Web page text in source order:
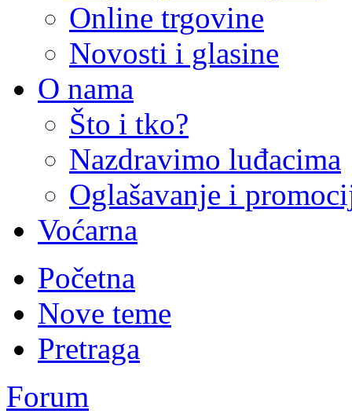
Online trgovine
Novosti i glasine
O nama
Što i tko?
Nazdravimo luđacima
Oglašavanje i
Voćarna
Početna
Nove teme
Pretraga
Forum